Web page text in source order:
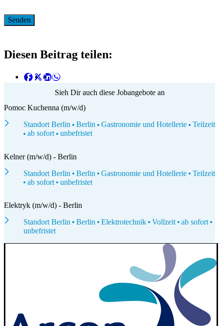
Diesen Beitrag teilen:
Sieh Dir auch diese Jobangebote an
Pomoc Kuchenna (m/w/d)
Standort Berlin
Berlin Gastronomie und Hotellerie
Teilzeit
ab sofort
unbefristet
Kelner (m/w/d) - Berlin
Standort Berlin
Berlin Gastronomie und Hotellerie
Teilzeit
ab sofort
unbefristet
Elektryk (m/w/d) - Berlin
Standort Berlin
Berlin Elektrotechnik Vollzeit
ab sofort
unbefristet